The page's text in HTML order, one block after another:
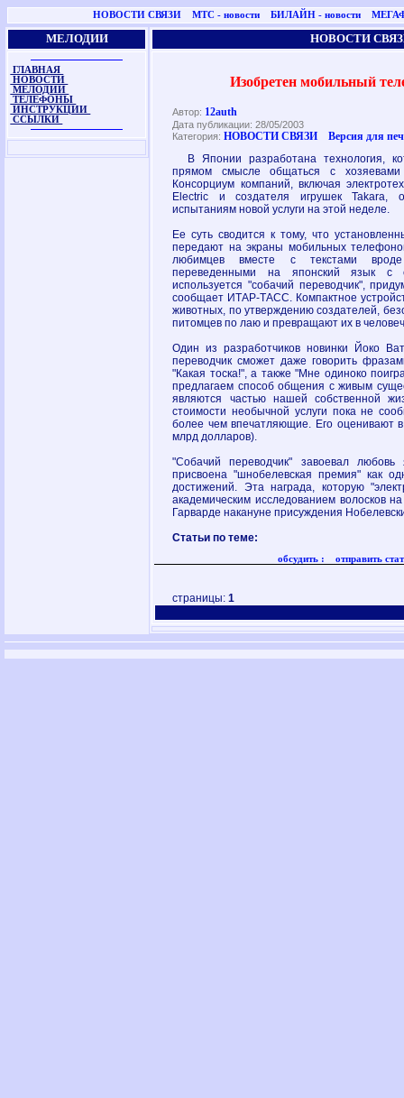
НОВОСТИ СВЯЗИ МТС - новости БИЛАЙН - новости
МЕЛОДИИ
ГЛАВНАЯ
НОВОСТИ
МЕЛОДИИ
ТЕЛЕФОНЫ
ИНСТРУКЦИИ
ССЫЛКИ
НОВОСТИ
Изобретен мобильный
Автор: 12auth
Дата публикации: 28/05/2003
Категория:НОВОСТИ СВЯЗИ
Версия для
В Японии разработана технология,
прямом смысле общаться с
Консорциум компаний, включая
Electric и создателя игрушек Takara,
испытаниям новой услуги на этой неделе.
Ее суть сводится к тому, что
передают на экраны мобильных
любимцев вместе с текстами вроде
переведенными на японский язык с
используется "собачий переводчик",
сообщает ИТАР-ТАСС. Компактное
животных, по утверждению создателей,
питомцев по лаю и превращают их в
Один из разработчиков новинки Йоко
переводчик сможет даже говорить
"Какая тоска!", а также "Мне одиноко
предлагаем способ общения с живым
являются частью нашей собственной
стоимости необычной услуги пока не
более чем впечатляющие. Его оценивают
млрд долларов).
"Собачий переводчик" завоевал
присвоена "шнобелевская премия" как
достижений. Эта награда, которую
академическим исследованием волосков
Гарварде накануне присуждения
Статьи по теме:
обсудить : отправить
страницы:1